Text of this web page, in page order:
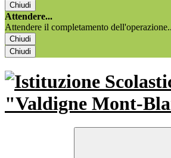
Chiudi
Attendere...
Attendere il completamento
Chiudi
Chiudi